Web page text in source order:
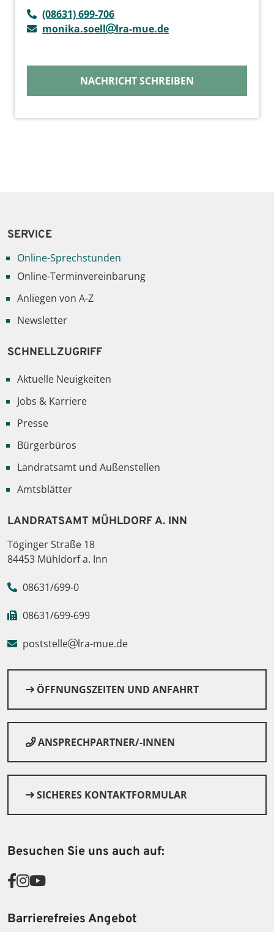
(08631) 699-706
monika.soell
lra-mue.de
NACHRICHT SCHREIBEN
SERVICE
Online-Sprechstunden
Online-Terminvereinbarung
Anliegen von A-Z
Newsletter
SCHNELLZUGRIFF
Aktuelle Neuigkeiten
Jobs & Karriere
Presse
Bürgerbüros
Landratsamt und Außenstellen
Amtsblätter
LANDRATSAMT MÜHLDORF A. INN
Töginger Straße 18
84453 Mühldorf a. Inn
08631/699-0
08631/699-699
poststelle lra-mue.de
ÖFFNUNGSZEITEN UND ANFAHRT
ANSPRECHPARTNER/-INNEN
SICHERES KONTAKTFORMULAR
Besuchen Sie uns auch auf:
Barrierefreies Angebot